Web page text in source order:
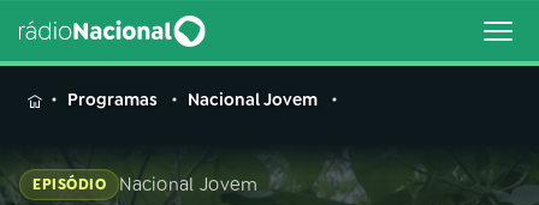
MENUProgramas Nacional Jovem
EPISÓDIO Nacional Jovem